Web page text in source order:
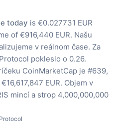
today is €0.027731 EUR
of €916,440 EUR. Našu
v reálnom čase. Za
pokleslo o 0.26.
CoinMarketCap je #639,
EUR. Objem v
mincí a strop 4,000,000,000